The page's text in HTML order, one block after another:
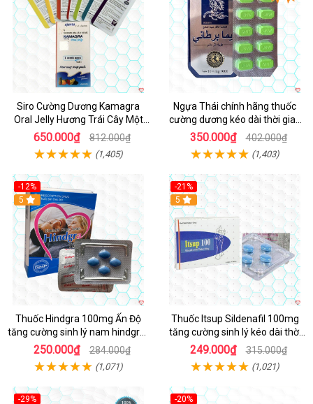
Siro Cường Dương Kamagra
Oral Jelly Hương Trái Cây Một
Hộp 7 Gói 100g
650.000₫ 812.000₫
(1,405)
Ngựa Thái chính hãng thuốc
cường dương kéo dài thời gian
cho Nam hộp 10 viên
350.000₫ 402.000₫
(1,403)
-12%
5
Thuốc Hindgra 100mg Ấn Độ
tăng cường sinh lý nam hindgra-
100 chống xts cương dương
250.000₫ 284.000₫
(1,071)
-21%
5
Thuốc Itsup Sildenafil 100mg
tăng cường sinh lý kéo dài thời
gian cho nam
249.000₫ 315.000₫
(1,021)
-29% -20%